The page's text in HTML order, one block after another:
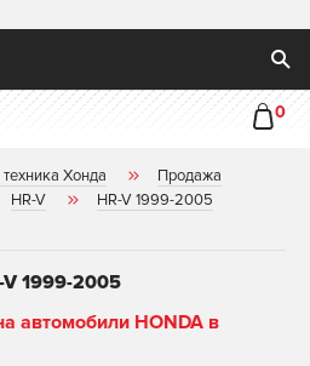
0
Хонда
Продажа
HR-V
HR-V 1999-2005
V 1999-2005
автомобили HONDA в